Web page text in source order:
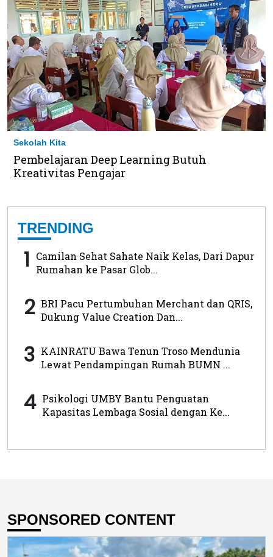
Sekolah Kita
Pembelajaran Deep Learning Butuh
Kreativitas Pengajar
TRENDING
1 Camilan Sehat Sahate Naik Kelas, Dari Dapur
Rumahan ke Pasar Glob...
2 BRI Pacu Pertumbuhan Merchant dan QRIS,
Dukung Value Creation Dan...
3 KAINRATU Bawa Tenun Troso Mendunia
Lewat Pendampingan Rumah BUMN ...
4 Psikologi UMBY Bantu Penguatan
Kapasitas Lembaga Sosial dengan Ke...
SPONSORED CONTENT